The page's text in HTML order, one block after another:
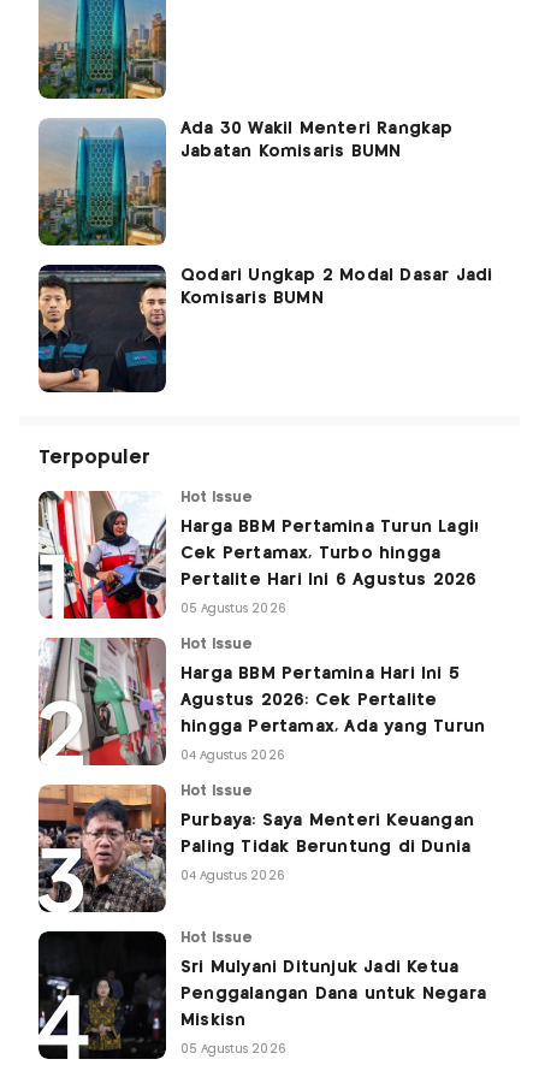
Ada 30 Wakil Menteri Rangkap
Jabatan Komisaris BUMN
Qodari Ungkap 2 Modal Dasar Jadi
Komisaris BUMN
Terpopuler
Hot Issue
Harga BBM Pertamina Turun Lagi!
Cek Pertamax, Turbo hingga
Pertalite Hari Ini 6 Agustus 2026
05 Agustus 2026
Hot Issue
Harga BBM Pertamina Hari Ini 5
Agustus 2026: Cek Pertalite
hingga Pertamax, Ada yang Turun
04 Agustus 2026
Hot Issue
Purbaya: Saya Menteri Keuangan
Paling Tidak Beruntung di Dunia
04 Agustus 2026
Hot Issue
Sri Mulyani Ditunjuk Jadi Ketua
Penggalangan Dana untuk Negara
Miskisn
05 Agustus 2026